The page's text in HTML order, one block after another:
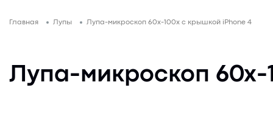
Лупы
Главная Лупы Лупа-микроскоп 60х-100х с крышкой iPhone 4
Лупа-микроскоп